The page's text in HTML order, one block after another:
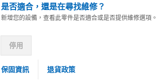
是否適合，還是在尋找維修？
新增您的設備，查看此零件是否適合或是否提供維修選項。
停用
保固資訊 退貨政策